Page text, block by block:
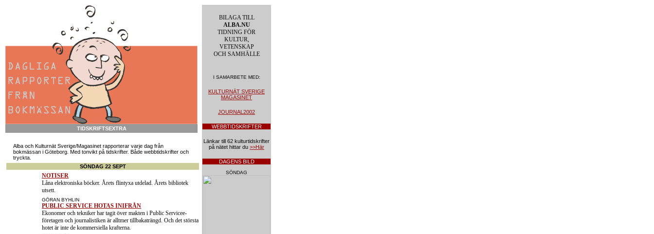
TIDSKRIFTSEXTRA
Alba och Kulturnät Sverige/Magasinet rapporterar varje dag från
bokmässan i Göteborg. Med tonvikt på tidskrifter. Både webbtidskrifter och
tryckta.
SÖNDAG 22 SEPT
NOTISER
Låna elektroniska böcker. Årets flintyxa utdelad. Årets bibliotek
utsett.
GÖRAN BYHLIN
PUBLIC SERVICE HOTAS INIFRÅN
Ekonomer och tekniker har tagit över makten i Public Servicee-
företagen och journalistiken är alltmer tillbakaträngd. Och det största
hotet är inte de kommersiella krafterna.
BILAGA TILL
ALBA.NU
TIDNING FÖR
KULTUR,
VETENSKAP
OCH SAMHÄLLE
I SAMARBETE MED:
KULTURNÄT SVERIGE
MAGASINET
JOURNAL2002
WEBBTIDSKRIFTER
Länkar till 62 kulturtidskrifter
på nätet hittar du >>Här
DAGENS BILD
SÖNDAG